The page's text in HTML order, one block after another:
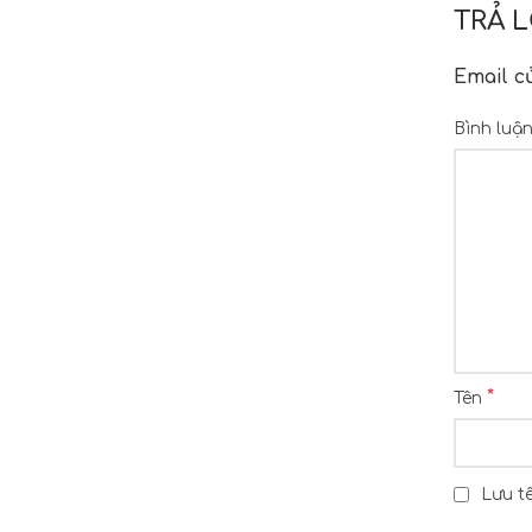
TRẢ
Email
Bình luận
Tên *
Lưu